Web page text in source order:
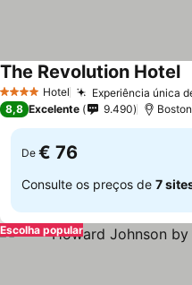
4 EstrelasHotel Experiência única
The Revolution Hotel
8,8 Excelente 9.490
De € 76
Consulte os preços de 7
Escolha popular